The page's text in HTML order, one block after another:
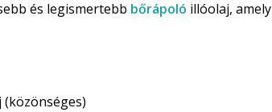
és legismertebb bőrápoló illóolaj, amely